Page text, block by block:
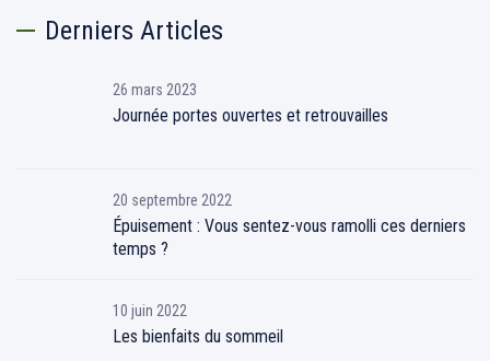
Derniers Articles
26 mars 2023
Journée portes ouvertes et retrouvailles
20 septembre 2022
Épuisement : Vous sentez-vous ramolli ces derniers
temps ?
10 juin 2022
Les bienfaits du sommeil